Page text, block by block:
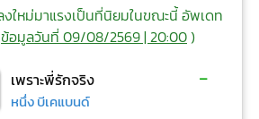
ใหม่มาแรงเป็นที่นิยมในขณะนี้ อัพเดท
ข้อมูลวันที่ 09/08/2569 | 20:00)
เพราะพี่รักจริง
หนึ่ง บีเคแบนด์
-